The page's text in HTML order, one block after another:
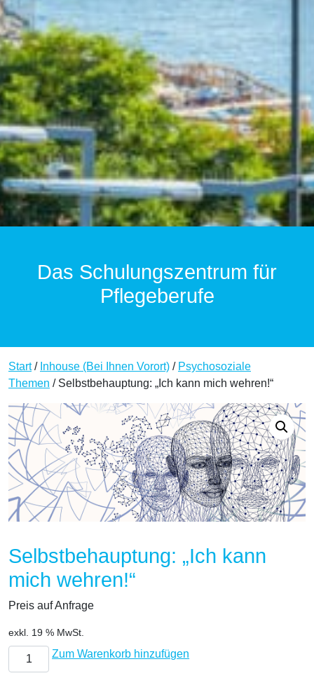
Das Schulungszentrum für
Pflegeberufe
Start/ Inhouse (Bei Ihnen Vorort) / Psychosoziale
Themen / Selbstbehauptung: „Ich kann mich wehren!“
Selbstbehauptung: „Ich kann
mich wehren!“
Preis auf Anfrage
exkl. 19 % MwSt.
Selbstbehauptung: "Ich kann mich wehren!" Menge
Zum Warenkorb hinzufügen